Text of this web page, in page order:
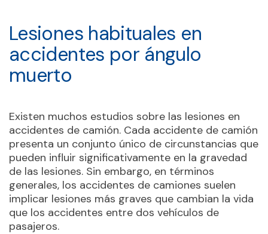
Lesiones habituales en
accidentes por ángulo
muerto
Existen muchos estudios sobre las lesiones en
accidentes de camión. Cada accidente de camión
presenta un conjunto único de circunstancias que
pueden influir significativamente en la gravedad
de las lesiones. Sin embargo, en términos
generales, los accidentes de camiones suelen
implicar lesiones más graves que cambian la vida
que los accidentes entre dos vehículos de
pasajeros.